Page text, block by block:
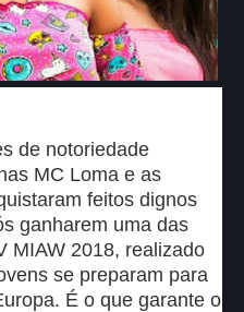
de notoriedade
MC Loma e as
feitos dignos
ganharem uma das
MIAW 2018, realizado
se preparam para
É o que garante o